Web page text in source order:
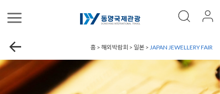
홈 > 해외박람회 > 일본 > JAPAN JEWELLERY FAIR